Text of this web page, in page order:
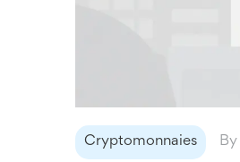
Cryptomonnaies By